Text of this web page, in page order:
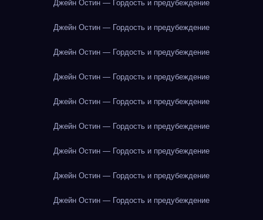
Джейн Остин — Гордость и предубеждение
Джейн Остин — Гордость и предубеждение
Джейн Остин — Гордость и предубеждение
Джейн Остин — Гордость и предубеждение
Джейн Остин — Гордость и предубеждение
Джейн Остин — Гордость и предубеждение
Джейн Остин — Гордость и предубеждение
Джейн Остин — Гордость и предубеждение
Джейн Остин — Гордость и предубеждение